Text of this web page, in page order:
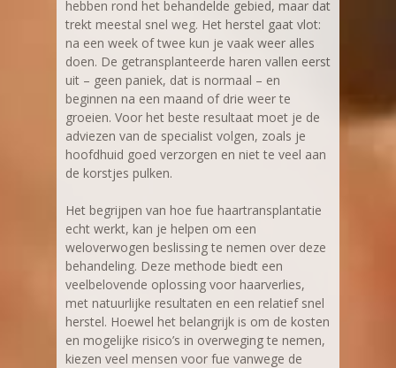
hebben rond het behandelde gebied, maar dat
trekt meestal snel weg. Het herstel gaat vlot:
na een week of twee kun je vaak weer alles
doen. De getransplanteerde haren vallen eerst
uit – geen paniek, dat is normaal – en
beginnen na een maand of drie weer te
groeien. Voor het beste resultaat moet je de
adviezen van de specialist volgen, zoals je
hoofdhuid goed verzorgen en niet te veel aan
de korstjes pulken.
Het begrijpen van hoe fue haartransplantatie
echt werkt, kan je helpen om een
weloverwogen beslissing te nemen over deze
behandeling. Deze methode biedt een
veelbelovende oplossing voor haarverlies,
met natuurlijke resultaten en een relatief snel
herstel. Hoewel het belangrijk is om de kosten
en mogelijke risico’s in overweging te nemen,
kiezen veel mensen voor fue vanwege de